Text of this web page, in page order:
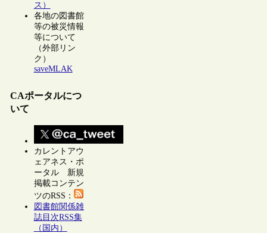
ス）
各地の図書館
等の被災情報
等について
（外部リン
ク）
saveMLAK
CAポータルにつ
いて
カレントアウ
ェアネス・ポ
ータル 新規
掲載コンテン
ツのRSS：
図書館関係雑
誌目次RSS集
（国内）